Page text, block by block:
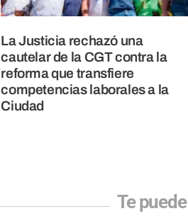
La Justicia rechazó una
cautelar de la CGT contra la
reforma que transfiere
competencias laborales a la
Ciudad
Te puede